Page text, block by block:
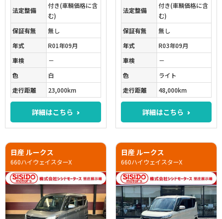
法定整備
付き(車輌価格に含
む)
保証有無
無し
年式
R01年09月
車検
－
色
白
走行距離
23,000km
詳細はこちら
法定整備
付き(車輌価格に含
む)
保証有無
無し
年式
R03年09月
車検
－
色
ライト
走行距離
48,000km
詳細はこちら
日産 ルークス
660ハイウェイスターX
日産 ルークス
660ハイウェイスターX